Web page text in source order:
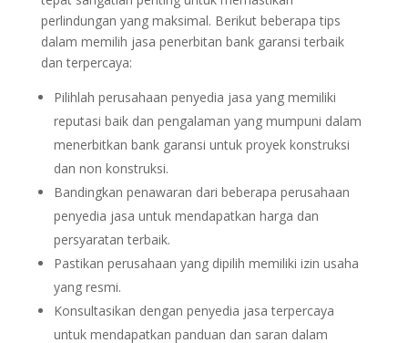
perlindungan yang maksimal. Berikut beberapa tips
dalam memilih jasa penerbitan bank garansi terbaik
dan terpercaya:
Pilihlah perusahaan penyedia jasa yang memiliki
reputasi baik dan pengalaman yang mumpuni dalam
menerbitkan bank garansi untuk proyek konstruksi
dan non konstruksi.
Bandingkan penawaran dari beberapa perusahaan
penyedia jasa untuk mendapatkan harga dan
persyaratan terbaik.
Pastikan perusahaan yang dipilih memiliki izin usaha
yang resmi.
Konsultasikan dengan penyedia jasa terpercaya
untuk mendapatkan panduan dan saran dalam